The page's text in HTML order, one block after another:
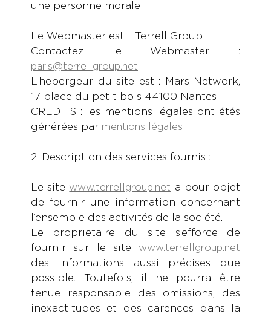
une personne morale
Le Webmaster est : Terrell Group
Contactez le Webmaster :
paris@terrellgroup.net
L’hebergeur du site est : Mars Network,
17 place du petit bois 44100 Nantes
CREDITS : les mentions légales ont étés
générées par mentions légales
2. Description des services fournis :
Le site www.terrellgroup.net a pour objet
de fournir une information concernant
l’ensemble des activités de la société.
Le proprietaire du site s’efforce de
fournir sur le site www.terrellgroup.net
des informations aussi précises que
possible. Toutefois, il ne pourra être
tenue responsable des omissions, des
inexactitudes et des carences dans la